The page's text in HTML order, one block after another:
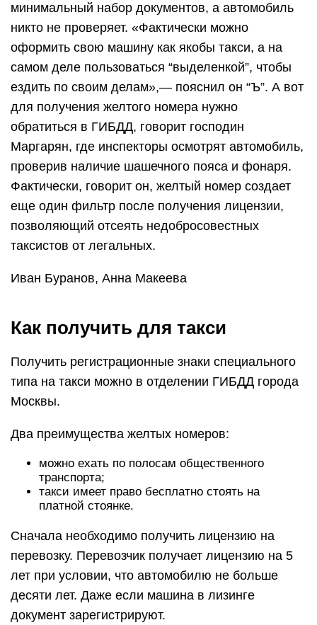
минимальный набор документов, а автомобиль
никто не проверяет. «Фактически можно
оформить свою машину как якобы такси, а на
самом деле пользоваться “выделенкой”, чтобы
ездить по своим делам»,— пояснил он “Ъ”. А вот
для получения желтого номера нужно
обратиться в ГИБДД, говорит господин
Маргарян, где инспекторы осмотрят автомобиль,
проверив наличие шашечного пояса и фонаря.
Фактически, говорит он, желтый номер создает
еще один фильтр после получения лицензии,
позволяющий отсеять недобросовестных
таксистов от легальных.
Иван Буранов, Анна Макеева
Как получить для такси
Получить регистрационные знаки специального
типа на такси можно в отделении ГИБДД города
Москвы.
Два преимущества желтых номеров:
можно ехать по полосам общественного
транспорта;
такси имеет право бесплатно стоять на
платной стоянке.
Сначала необходимо получить лицензию на
перевозку. Перевозчик получает лицензию на 5
лет при условии, что автомобилю не больше
десяти лет. Даже если машина в лизинге
документ зарегистрируют.